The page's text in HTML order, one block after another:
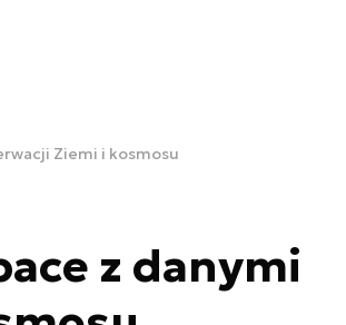
Ziemi i kosmosu
z danymi